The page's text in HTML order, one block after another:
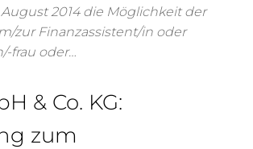
2014 die Möglichkeit der
zur Finanzassistent/in oder
frau oder…
& Co. KG:
zum